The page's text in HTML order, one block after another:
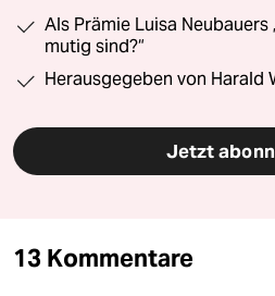
Als Prämie Luisa Neubauers
mutig sind?“
Herausgegeben von Harald
Jetzt
13 Kommentare